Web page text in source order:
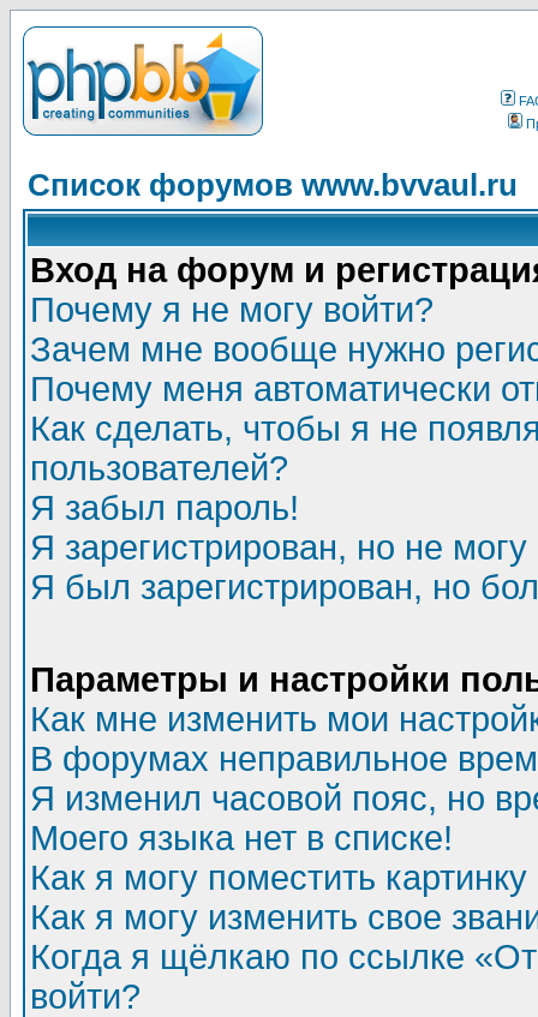
Список форумов www.bvvaul.ru
Вход на форум и
Почему я не могу войти?
Зачем мне вообще нужно
Почему меня автоматически
Как сделать, чтобы я не
пользователей?
Я забыл пароль!
Я зарегистрирован, но не могу
Я был зарегистрирован, но
Параметры и настройки
Как мне изменить мои
В форумах неправильное
Я изменил часовой пояс, но
Моего языка нет в списке!
Как я могу поместить
Как я могу изменить свое
Когда я щёлкаю по ссылке
войти?